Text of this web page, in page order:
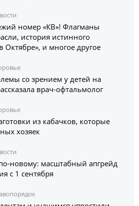
номер «КВ»! Флагманы
история истинного
Октябре», и многое другое
со зрением у детей на
врач-офтальмолог
из кабачков, которые
хозяек
новому: масштабный апгрейд
с 1 сентября